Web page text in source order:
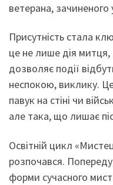
ветерана, зачиненого
Присутність стала
це не лише дія митця,
дозволяє події
неспокою, виклику.
павук на стіні чи
але така, що лишає
Освітній цикл
розпочався.
форми сучасного